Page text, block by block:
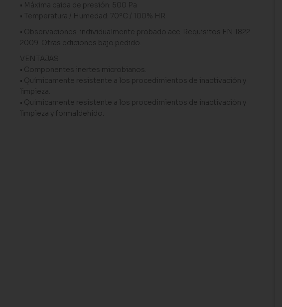
• Máxima caida de presión: 500 Pa
• Temperatura / Humedad: 70ºC / 100% HR
• Observaciones: individualmente probado acc. Requisitos EN 1822:
2009. Otras ediciones bajo pedido.
VENTAJAS
• Componentes inertes microbianos.
• Químicamente resistente a los procedimientos de inactivación y
limpieza.
• Químicamente resistente a los procedimientos de inactivación y
limpieza y formaldehído.